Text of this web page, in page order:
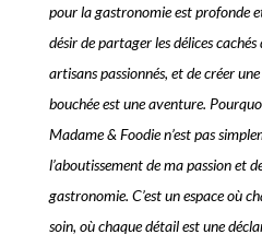
pour la gastronomie est profonde
désir de partager les délices
artisans passionnés, et de créer
bouchée est une aventure.
Madame & Foodie n’est pas
l’aboutissement de ma passion et
gastronomie. C’est un espace où
soin, où chaque détail est une